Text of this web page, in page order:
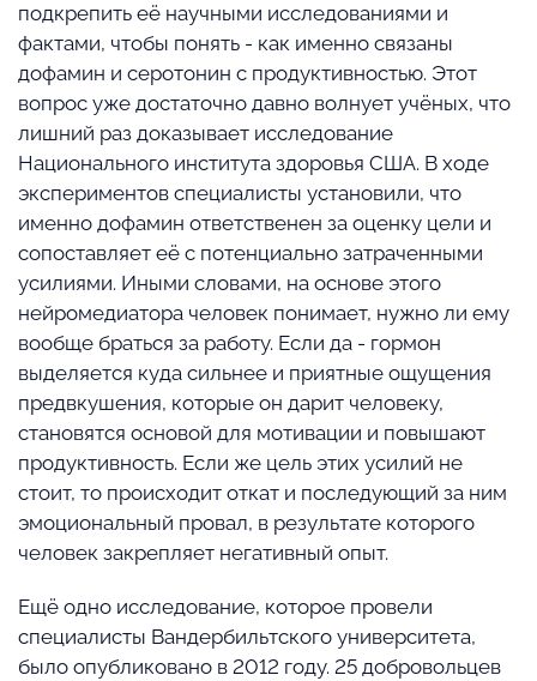
подкрепить её научными исследованиями и
фактами, чтобы понять - как именно связаны
дофамин и серотонин с продуктивностью. Этот
вопрос уже достаточно давно волнует учёных, что
лишний раз доказывает исследование
Национального института здоровья США. В ходе
экспериментов специалисты установили, что
именно дофамин ответственен за оценку цели и
сопоставляет её с потенциально затраченными
усилиями. Иными словами, на основе этого
нейромедиатора человек понимает, нужно ли ему
вообще браться за работу. Если да - гормон
выделяется куда сильнее и приятные ощущения
предвкушения, которые он дарит человеку,
становятся основой для мотивации и повышают
продуктивность. Если же цель этих усилий не
стоит, то происходит откат и последующий за ним
эмоциональный провал, в результате которого
человек закрепляет негативный опыт.
Ещё одно исследование, которое провели
специалисты Вандербильтского университета,
было опубликовано в 2012 году. 25 добровольцев